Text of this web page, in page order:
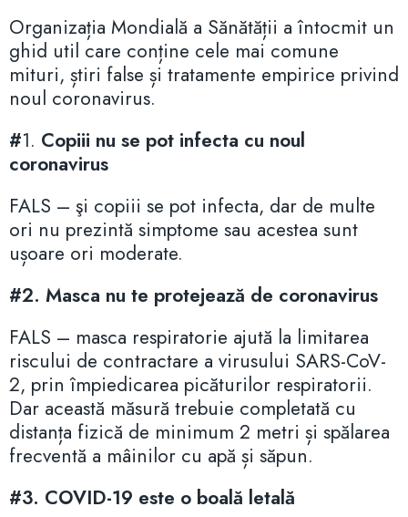
Organizația Mondială a Sănătății a întocmit un
ghid util care conține cele mai comune
mituri, știri false și tratamente empirice privind
noul coronavirus.
#1. Copiii nu se pot infecta cu noul
coronavirus
FALS – şi copiii se pot infecta, dar de multe
ori nu prezintă simptome sau acestea sunt
ușoare ori moderate.
#2. Masca nu te protejează de coronavirus
FALS – masca respiratorie ajută la limitarea
riscului de contractare a virusului SARS-CoV-
2, prin împiedicarea picăturilor respiratorii.
Dar această măsură trebuie completată cu
distanța fizică de minimum 2 metri și spălarea
frecventă a mâinilor cu apă și săpun.
#3. COVID-19 este o boală letală